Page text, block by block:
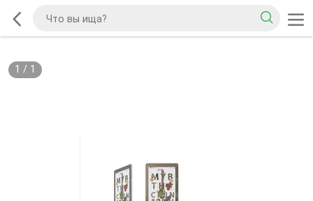
1 / 1